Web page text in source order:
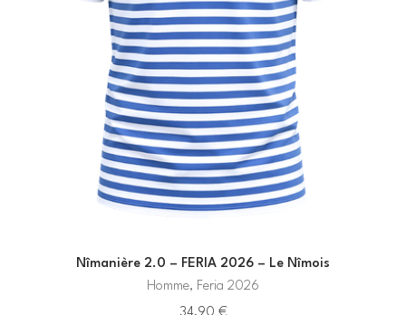
Nîmanière 2.0 – FERIA 2026 – Le Nîmois
Homme, Feria 2026
34,90 €